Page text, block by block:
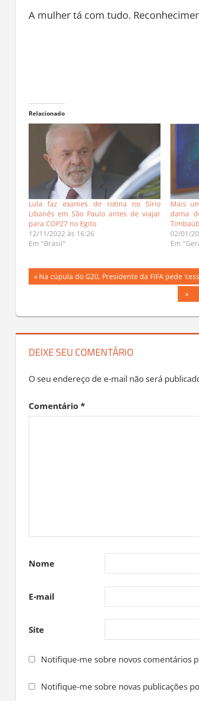
A mulher tá com tudo.
Relacionado
Lula faz exames de rotina no Sírio
Libanês em São Paulo antes de viajar
para COP27 no Egito
12/11/2022 às 16:26
Em "Brasil"
Mais
dama
02/01/
Em
Navegação
Post
Previous
Post:
Na cúpula do G20, Presidente da FIFA pede
Next
Post:
DEIXE SEU COMENTÁRIO
O seu endereço de e-mail não será
Comentário *
Nome
E-mail
Site
Notifique-me sobre novos comentários
Notifique-me sobre novas publicações